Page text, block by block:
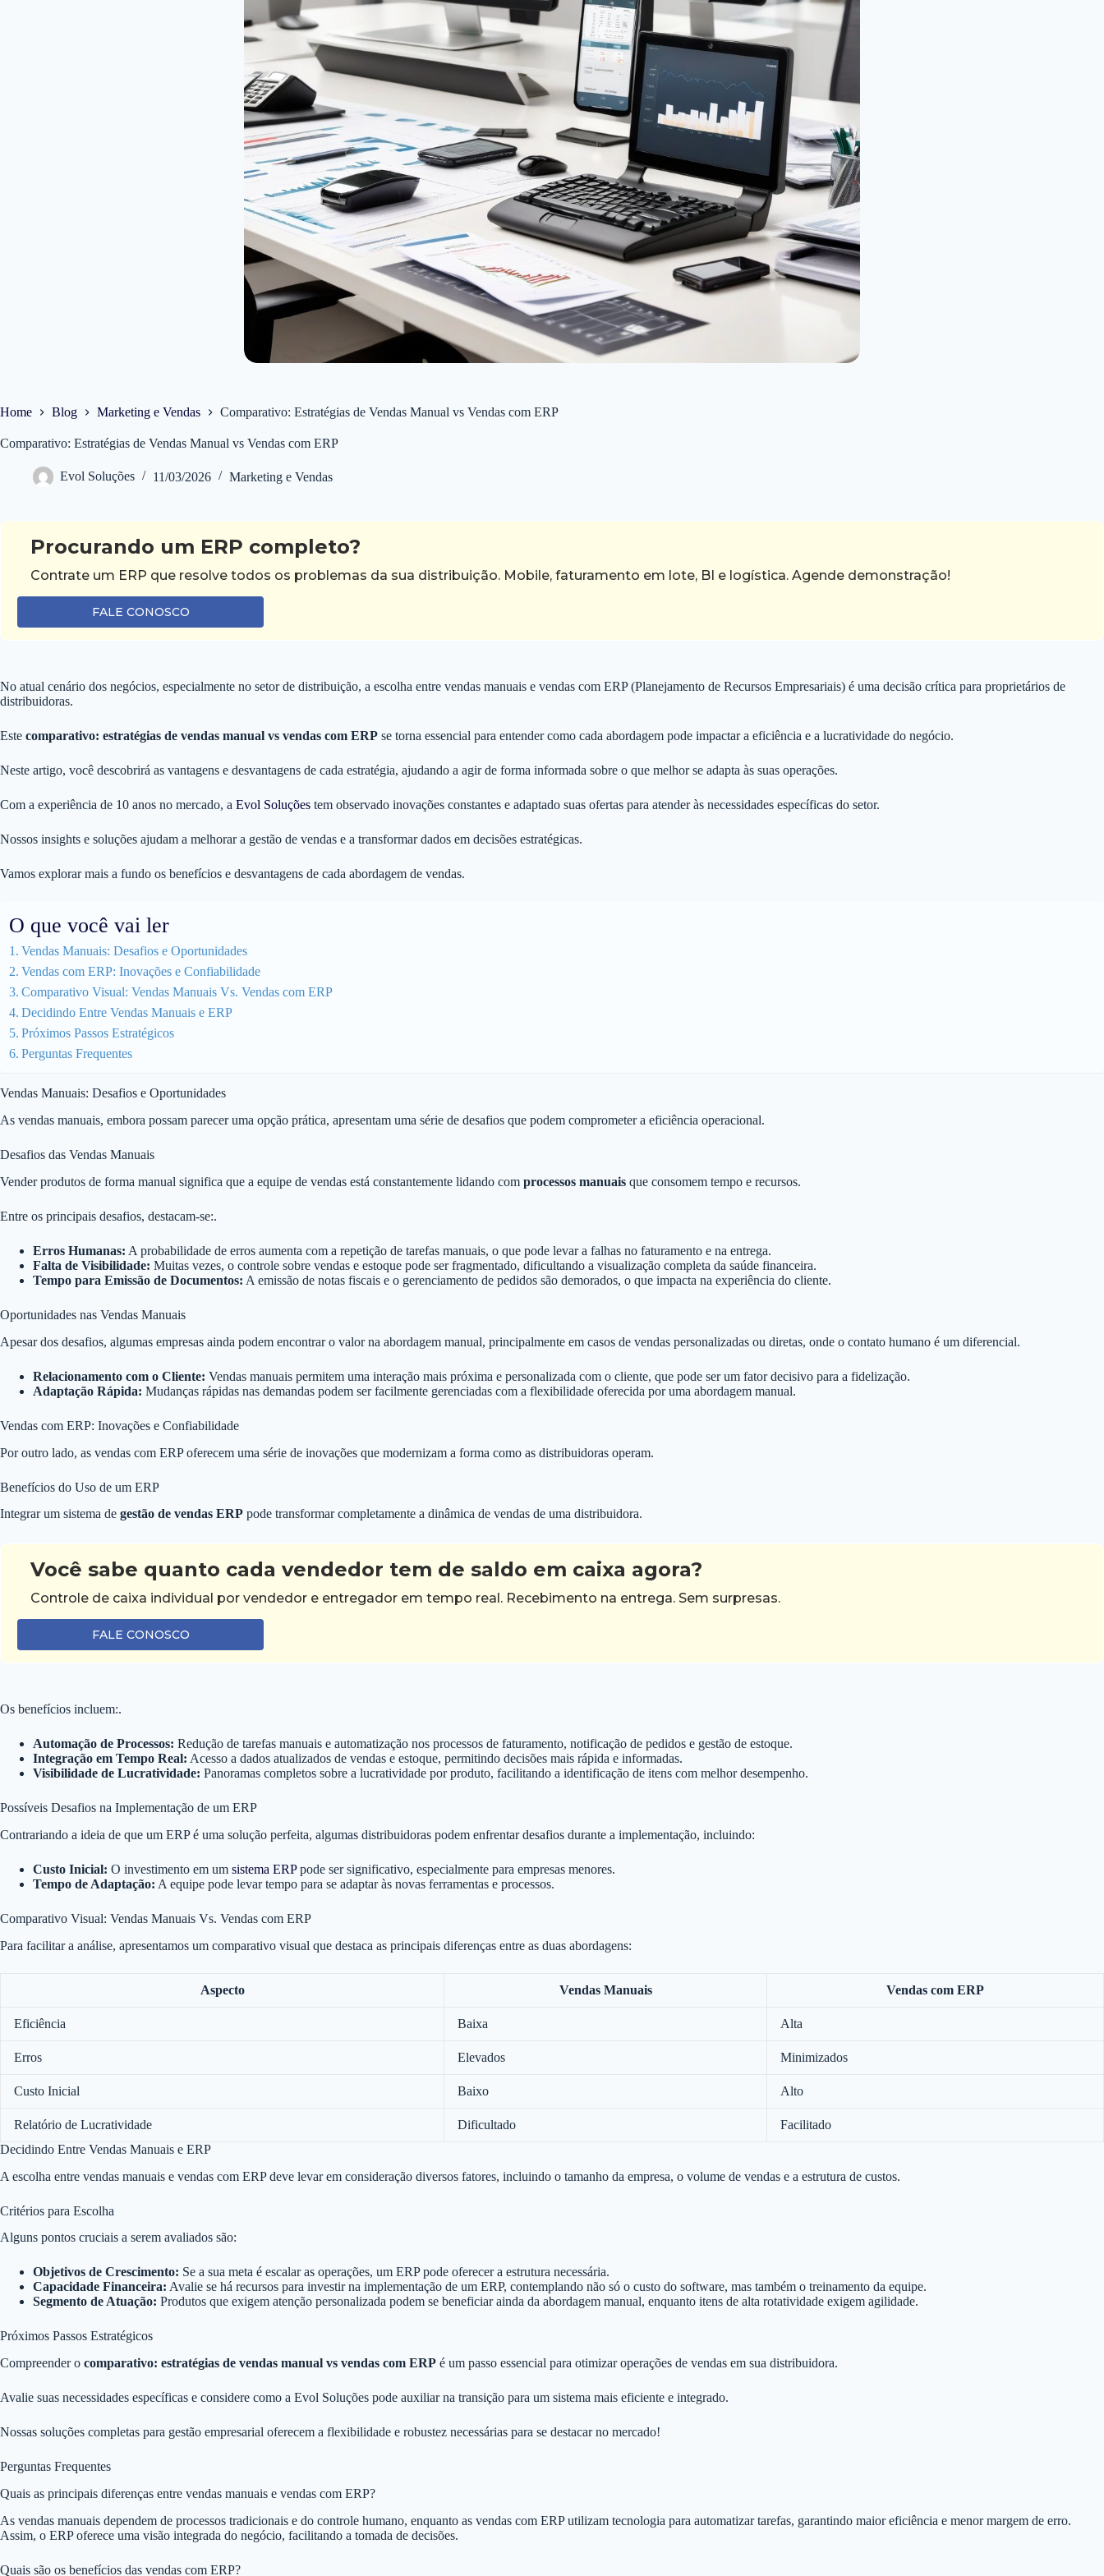
Home Blog Marketing e Vendas Comparativo: Estratégias de Vendas Manual vs Vendas com ERP
Comparativo: Estratégias de Vendas Manual vs Vendas com ERP
Evol Soluções 11/03/2026 Marketing e Vendas
Procurando um ERP completo?
Contrate um ERP que resolve todos os problemas da sua distribuição. Mobile, faturamento em lote, BI e logística. Agende demonstração!
FALE CONOSCO
No atual cenário dos negócios, especialmente no setor de distribuição, a escolha entre vendas manuais e vendas com ERP (Planejamento de Recursos Empresariais) é uma decisão crítica para proprietários de
distribuidoras.
Este comparativo: estratégias de vendas manual vs vendas com ERP se torna essencial para entender como cada abordagem pode impactar a eficiência e a lucratividade do negócio.
Neste artigo, você descobrirá as vantagens e desvantagens de cada estratégia, ajudando a agir de forma informada sobre o que melhor se adapta às suas operações.
Com a experiência de 10 anos no mercado, a Evol Soluções tem observado inovações constantes e adaptado suas ofertas para atender às necessidades específicas do setor.
Nossos insights e soluções ajudam a melhorar a gestão de vendas e a transformar dados em decisões estratégicas.
Vamos explorar mais a fundo os benefícios e desvantagens de cada abordagem de vendas.
O que você vai ler
Vendas Manuais: Desafios e Oportunidades
Vendas com ERP: Inovações e Confiabilidade
Comparativo Visual: Vendas Manuais Vs. Vendas com ERP
Decidindo Entre Vendas Manuais e ERP
Próximos Passos Estratégicos
Perguntas Frequentes
Vendas Manuais: Desafios e Oportunidades
As vendas manuais, embora possam parecer uma opção prática, apresentam uma série de desafios que podem comprometer a eficiência operacional.
Desafios das Vendas Manuais
Vender produtos de forma manual significa que a equipe de vendas está constantemente lidando com processos manuais que consomem tempo e recursos.
Entre os principais desafios, destacam-se:.
Erros Humanas: A probabilidade de erros aumenta com a repetição de tarefas manuais, o que pode levar a falhas no faturamento e na entrega.
Falta de Visibilidade: Muitas vezes, o controle sobre vendas e estoque pode ser fragmentado, dificultando a visualização completa da saúde financeira.
Tempo para Emissão de Documentos: A emissão de notas fiscais e o gerenciamento de pedidos são demorados, o que impacta na experiência do cliente.
Oportunidades nas Vendas Manuais
Apesar dos desafios, algumas empresas ainda podem encontrar o valor na abordagem manual, principalmente em casos de vendas personalizadas ou diretas, onde o contato humano é um diferencial.
Relacionamento com o Cliente: Vendas manuais permitem uma interação mais próxima e personalizada com o cliente, que pode ser um fator decisivo para a fidelização.
Adaptação Rápida: Mudanças rápidas nas demandas podem ser facilmente gerenciadas com a flexibilidade oferecida por uma abordagem manual.
Vendas com ERP: Inovações e Confiabilidade
Por outro lado, as vendas com ERP oferecem uma série de inovações que modernizam a forma como as distribuidoras operam.
Benefícios do Uso de um ERP
Integrar um sistema de gestão de vendas ERP pode transformar completamente a dinâmica de vendas de uma distribuidora.
Você sabe quanto cada vendedor tem de saldo em caixa agora?
Controle de caixa individual por vendedor e entregador em tempo real. Recebimento na entrega. Sem surpresas.
FALE CONOSCO
Os benefícios incluem:.
Automação de Processos: Redução de tarefas manuais e automatização nos processos de faturamento, notificação de pedidos e gestão de estoque.
Integração em Tempo Real: Acesso a dados atualizados de vendas e estoque, permitindo decisões mais rápida e informadas.
Visibilidade de Lucratividade: Panoramas completos sobre a lucratividade por produto, facilitando a identificação de itens com melhor desempenho.
Possíveis Desafios na Implementação de um ERP
Contrariando a ideia de que um ERP é uma solução perfeita, algumas distribuidoras podem enfrentar desafios durante a implementação, incluindo:
Custo Inicial: O investimento em um sistema ERPpode ser significativo, especialmente para empresas menores.
Tempo de Adaptação: A equipe pode levar tempo para se adaptar às novas ferramentas e processos.
Comparativo Visual: Vendas Manuais Vs. Vendas com ERP
Para facilitar a análise, apresentamos um comparativo visual que destaca as principais diferenças entre as duas abordagens:
Aspecto Vendas Manuais Vendas com ERP
Eficiência Baixa Alta
Erros Elevados Minimizados
Custo Inicial Baixo Alto
Relatório de Lucratividade Dificultado
Facilitado
Decidindo Entre Vendas Manuais e ERP
A escolha entre vendas manuais e vendas com ERP deve levar em consideração diversos fatores, incluindo o tamanho da empresa, o volume de vendas e a estrutura de custos.
Critérios para Escolha
Alguns pontos cruciais a serem avaliados são:
Objetivos de Crescimento: Se a sua meta é escalar as operações, um ERP pode oferecer a estrutura necessária.
Capacidade Financeira: Avalie se há recursos para investir na implementação de um ERP, contemplando não só o custo do software, mas também o treinamento da equipe.
Segmento de Atuação: Produtos que exigem atenção personalizada podem se beneficiar ainda da abordagem manual, enquanto itens de alta rotatividade exigem agilidade.
Próximos Passos Estratégicos
Compreender o comparativo: estratégias de vendas manual vs vendas com ERP é um passo essencial para otimizar operações de vendas em sua distribuidora.
Avalie suas necessidades específicas e considere como a Evol Soluções pode auxiliar na transição para um sistema mais eficiente e integrado.
Nossas soluções completas para gestão empresarial oferecem a flexibilidade e robustez necessárias para se destacar no mercado!
Perguntas Frequentes
Quais as principais diferenças entre vendas manuais e vendas com ERP?
As vendas manuais dependem de processos tradicionais e do controle humano, enquanto as vendas com ERP utilizam tecnologia para automatizar tarefas, garantindo maior eficiência e menor margem de erro.
Assim, o ERP oferece uma visão integrada do negócio, facilitando a tomada de decisões.
Quais são os benefícios das vendas com ERP?